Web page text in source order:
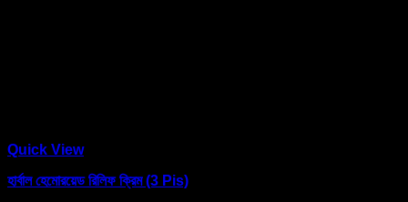
Quick View
হার্বাল হেমোরয়েড রিলিফ ক্রিম (3 Pis)